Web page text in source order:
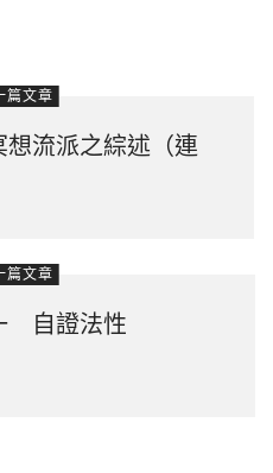
篇文章
想流派之綜述（連
篇文章
自證法性